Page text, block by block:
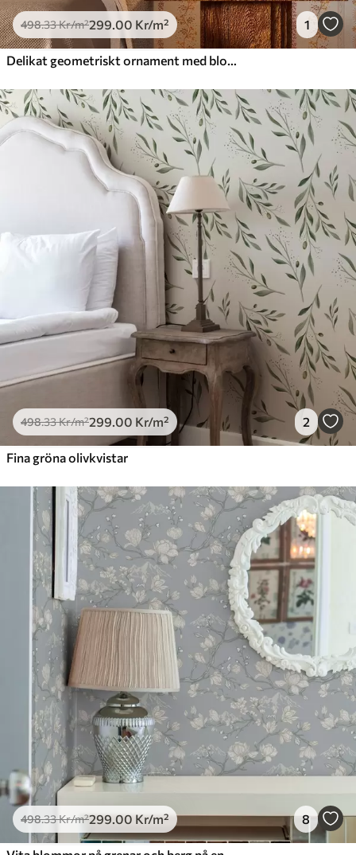
498.33Kr/m²299.00 Kr/m² 1
Delikat geometriskt ornament med blommor och växter
498.33Kr/m²299.00 Kr/m² 2
Fina gröna olivkvistar
498.33Kr/m²299.00 Kr/m² 8